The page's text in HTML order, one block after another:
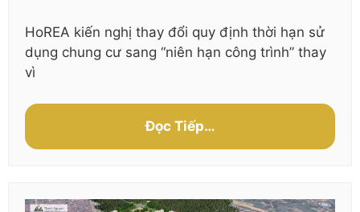
HoREA kiến nghị thay đổi quy định thời hạn sử
dụng chung cư sang “niên hạn công trình” thay
vì
Đọc Tiếp…